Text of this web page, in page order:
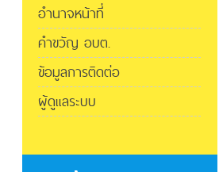
อำนาจหน้าที่
คำขวัญ อบต.
ข้อมูลการติดต่อ
ผู้ดูแลระบบ